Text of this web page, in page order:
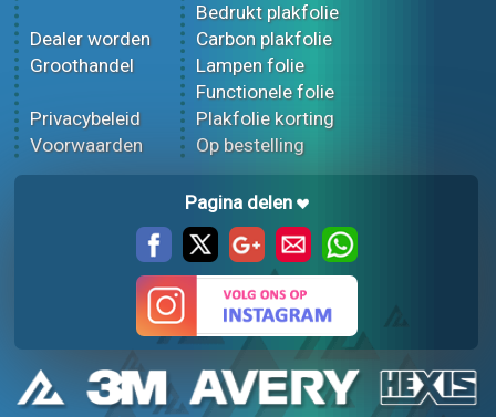
Dealer worden
Groothandel
Privacybeleid
Voorwaarden
Bedrukt plakfolie
Carbon plakfolie
Lampen folie
Functionele folie
Plakfolie korting
Op bestelling
Pagina delen